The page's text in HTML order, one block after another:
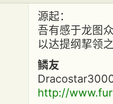
源起：
吾有感于龙图
以达提纲挈领
鳞友
http://